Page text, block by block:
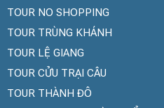
TOUR NO SHOPPING
TOUR TRÙNG KHÁNH
TOUR LỆ GIANG
TOUR CỬU TRẠI CÂU
TOUR THÀNH ĐÔ